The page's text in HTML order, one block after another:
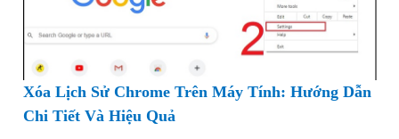
Xóa Lịch Sử Chrome Trên Máy Tính: Hướng Dẫn
Chi Tiết Và Hiệu Quả